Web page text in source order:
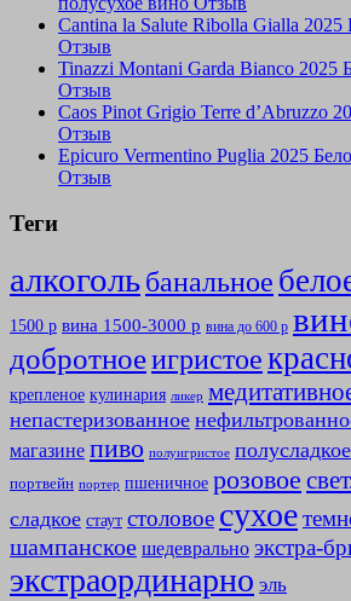
Cantina la Salute Ribolla Gialla 2025
Отзыв
Tinazzi Montani Garda Bianco 2025
Отзыв
Caos Pinot Grigio Terre d’Abruzzo
Отзыв
Epicuro Vermentino Puglia 2025
Отзыв
Теги
алкогольбанальное
1500 р вина 1500-3000 р вина до 600 р
добротноеигристое
крепленое кулинария ликер
непастеризованное
магазине пиво полуигристое полусладкое
портвейн портер пшеничное розовое
сладкое стаут столовое сухое
шампанское шедеврально экстра-
экстраординарно эль